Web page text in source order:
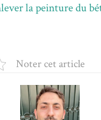
la peinture du
Noter cet article